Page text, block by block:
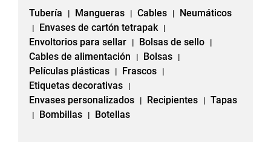
Tubería | Mangueras | Cables | Neumáticos
| Envases de cartón tetrapak |
Envoltorios para sellar | Bolsas de sello |
Cables de alimentación | Bolsas |
Películas plásticas | Frascos |
Etiquetas decorativas |
Envases personalizados | Recipientes | Tapas
| Bombillas | Botellas